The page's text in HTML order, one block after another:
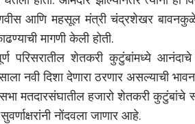
आणि महसूल मंत्री चंद्रशेखर
मागणी केली होती.
परिसरातील शेतकरी कुटुंबांमध्ये आनंदाचे
नवी दिशा देणारा ठरणार असल्याची
मतदारसंघातील हजारो शेतकरी
नोंदवला जाणार आहे.